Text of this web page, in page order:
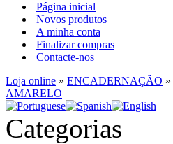
Página inicial
Novos produtos
A minha conta
Finalizar compras
Contacte-nos
Loja online » ENCADERNAÇÃO »
AMARELO
Categorias